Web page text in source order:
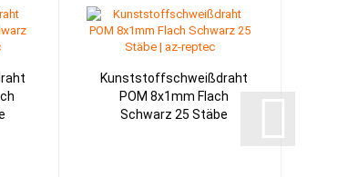
Kunststoffschweißdraht
POM 8x1mm Flach
Schwarz 25 Stäbe